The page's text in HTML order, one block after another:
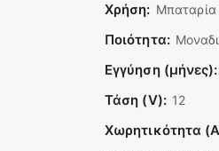
Χρήση: Μπαταρία
Ποιότητα:
Εγγύηση (μήνες):
Τάση (V): 12
Χωρητικότητα